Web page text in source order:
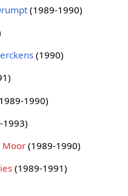
(1989-1990)
(1990)
1990)
1993)
Moor(1989-1990)
(1989-1991)